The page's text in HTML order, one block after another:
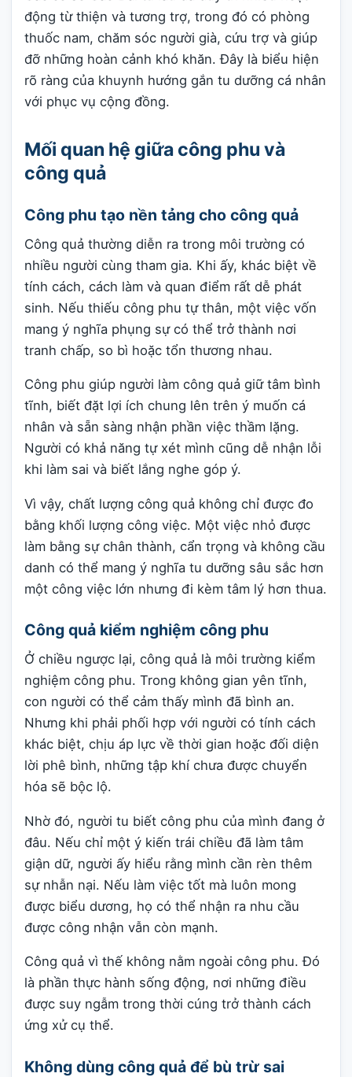
động từ thiện và tương trợ, trong đó có phòng
thuốc nam, chăm sóc người già, cứu trợ và giúp
đỡ những hoàn cảnh khó khăn. Đây là biểu hiện
rõ ràng của khuynh hướng gắn tu dưỡng cá nhân
với phục vụ cộng đồng.
Mối quan hệ giữa công phu và
công quả
Công phu tạo nền tảng cho công quả
Công quả thường diễn ra trong môi trường có
nhiều người cùng tham gia. Khi ấy, khác biệt về
tính cách, cách làm và quan điểm rất dễ phát
sinh. Nếu thiếu công phu tự thân, một việc vốn
mang ý nghĩa phụng sự có thể trở thành nơi
tranh chấp, so bì hoặc tổn thương nhau.
Công phu giúp người làm công quả giữ tâm bình
tĩnh, biết đặt lợi ích chung lên trên ý muốn cá
nhân và sẵn sàng nhận phần việc thầm lặng.
Người có khả năng tự xét mình cũng dễ nhận lỗi
khi làm sai và biết lắng nghe góp ý.
Vì vậy, chất lượng công quả không chỉ được đo
bằng khối lượng công việc. Một việc nhỏ được
làm bằng sự chân thành, cẩn trọng và không cầu
danh có thể mang ý nghĩa tu dưỡng sâu sắc hơn
một công việc lớn nhưng đi kèm tâm lý hơn thua.
Công quả kiểm nghiệm công phu
Ở chiều ngược lại, công quả là môi trường kiểm
nghiệm công phu. Trong không gian yên tĩnh,
con người có thể cảm thấy mình đã bình an.
Nhưng khi phải phối hợp với người có tính cách
khác biệt, chịu áp lực về thời gian hoặc đối diện
lời phê bình, những tập khí chưa được chuyển
hóa sẽ bộc lộ.
Nhờ đó, người tu biết công phu của mình đang ở
đâu. Nếu chỉ một ý kiến trái chiều đã làm tâm
giận dữ, người ấy hiểu rằng mình cần rèn thêm
sự nhẫn nại. Nếu làm việc tốt mà luôn mong
được biểu dương, họ có thể nhận ra nhu cầu
được công nhận vẫn còn mạnh.
Công quả vì thế không nằm ngoài công phu. Đó
là phần thực hành sống động, nơi những điều
được suy ngẫm trong thời cúng trở thành cách
ứng xử cụ thể.
Không dùng công quả để bù trừ sai